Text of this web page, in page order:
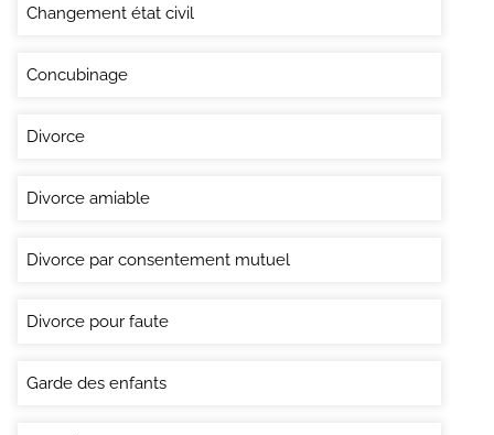
Changement état civil
Concubinage
Divorce
Divorce amiable
Divorce par consentement mutuel
Divorce pour faute
Garde des enfants